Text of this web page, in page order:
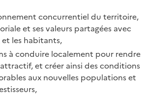
concurrentiel du territoire,
et ses valeurs partagées avec
et les habitants,
à conduire localement pour rendre
et créer ainsi des conditions
aux nouvelles populations et